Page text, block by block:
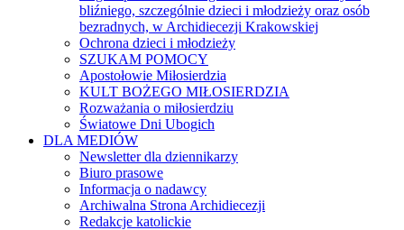
bliźniego, szczególnie dzieci i młodzieży oraz osób
bezradnych, w Archidiecezji Krakowskiej
Ochrona dzieci i młodzieży
SZUKAM POMOCY
Apostołowie Miłosierdzia
KULT BOŻEGO MIŁOSIERDZIA
Rozważania o miłosierdziu
Światowe Dni Ubogich
DLA MEDIÓW
Newsletter dla dziennikarzy
Biuro prasowe
Informacja o nadawcy
Archiwalna Strona Archidiecezji
Redakcje katolickie